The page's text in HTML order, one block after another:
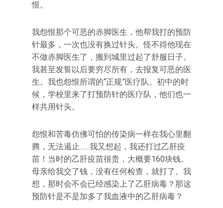
恨。
我怨恨那个可恶的赤脚医生，他帮我打的预防
针最多，一次也没有换过针头。怪不得他现在
不做赤脚医生了，搬到城里过起了舒服日子。
我甚至发誓以后要穷尽所有，去报复可恶的医
生。我也怨恨所谓的“正规”医疗队。初中的时
候，学校里来了打预防针的医疗队，他们也一
样共用针头。
怨恨和苦毒仿佛可怕的传染病一样在我心里翻
腾，无法遏止……我又想起，我还打过乙肝疫
苗！当时的乙肝疫苗很贵，大概要160块钱。
母亲给我交了钱，没有任何检查，就打了。我
想，那时会不会已经感染上了乙肝病毒？那这
预防针是不是加多了我血液中的乙肝病毒？